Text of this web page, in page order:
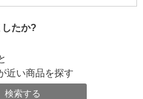
たか?
近い商品を探す
検索する